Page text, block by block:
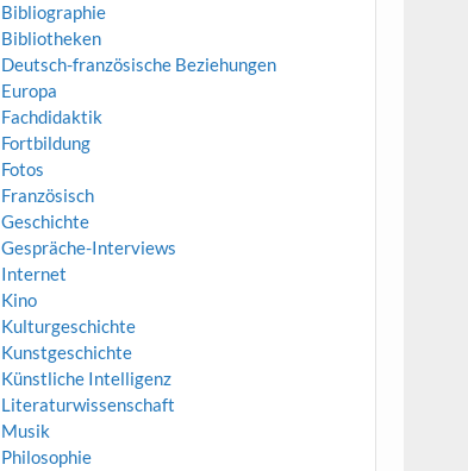
Bibliographie
Bibliotheken
Deutsch-französische Beziehungen
Europa
Fachdidaktik
Fortbildung
Fotos
Französisch
Geschichte
Gespräche-Interviews
Internet
Kino
Kulturgeschichte
Kunstgeschichte
Künstliche Intelligenz
Literaturwissenschaft
Musik
Philosophie